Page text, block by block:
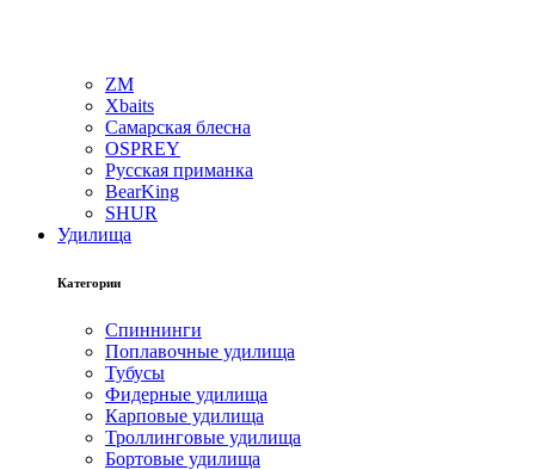
ZM
Xbaits
Самарская блесна
OSPREY
Русская приманка
BearKing
SHUR
Удилища
Категории
Спиннинги
Поплавочные удилища
Тубусы
Фидерные удилища
Карповые удилища
Троллинговые удилища
Бортовые удилища